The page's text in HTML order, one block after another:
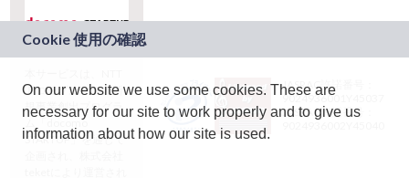
ドコモグループの新
規事業創出プログラ
ム「docomo
STARTUP」を通じて
JASRAC許諾番号：
9024936001Y45037
JASRAC許諾番号：
On our website we use some cookies. These are
necessary for our site to work properly and to give us
information about how our site is used.